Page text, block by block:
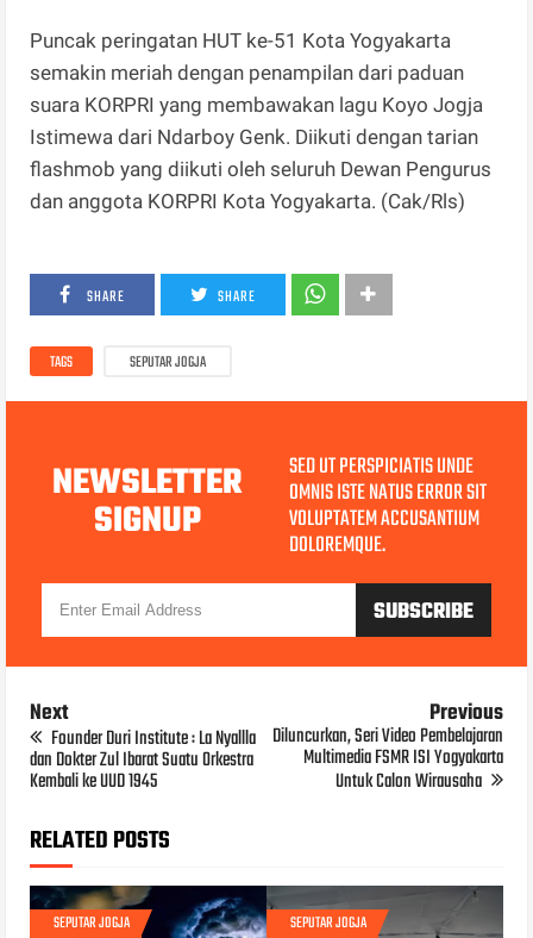
Puncak peringatan HUT ke-51 Kota Yogyakarta
semakin meriah dengan penampilan dari paduan
suara KORPRI yang membawakan lagu Koyo Jogja
Istimewa dari Ndarboy Genk. Diikuti dengan tarian
flashmob yang diikuti oleh seluruh Dewan Pengurus
dan anggota KORPRI Kota Yogyakarta. (Cak/Rls)
SHARE SHARE
TAGS SEPUTAR JOGJA
NEWSLETTER
SIGNUP
SED UT PERSPICIATIS UNDE
OMNIS ISTE NATUS ERROR SIT
VOLUPTATEM ACCUSANTIUM
DOLOREMQUE.
Next
Founder Duri Institute : La Nyallla
dan Dokter Zul Ibarat Suatu Orkestra
Kembali ke UUD 1945
Previous
Diluncurkan, Seri Video Pembelajaran
Multimedia FSMR ISI Yogyakarta
Untuk Calon Wirausaha
RELATED POSTS
SEPUTAR JOGJA SEPUTAR JOGJA